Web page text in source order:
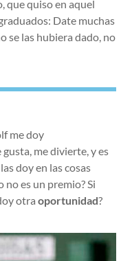
que quiso en aquel
Date muchas
se las hubiera dado, no
me doy
me divierte, y es
doy en las cosas
no es un premio? Si
otraoportunidad?